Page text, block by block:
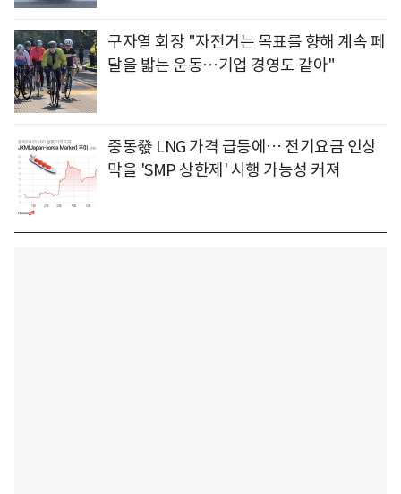
구자열 회장 "자전거는 목표를 향해 계속 페
달을 밟는 운동⋯기업 경영도 같아"
중동發 LNG 가격 급등에… 전기요금 인상
막을 'SMP 상한제' 시행 가능성 커져